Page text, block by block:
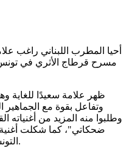
مسرح قرطاج الأثري في
ظهر علامة سعيدًا
وتفاعل بقوة مع الجماهير
وطلبوا منه المزيد من أغنياته
ضحكاتي"، كما شكلت
التونسي، حيث تفاعل معها بانسجام تام.